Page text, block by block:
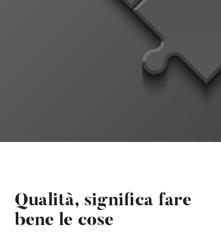
Qualità, significa fare
bene le cose